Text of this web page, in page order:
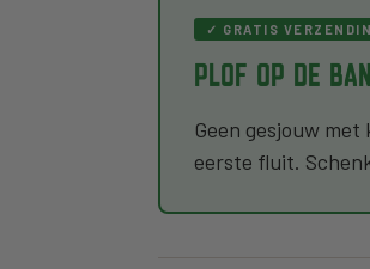
✓ GRATIS
PLOF OP DE
Geen gesjouw
eerste fluit.